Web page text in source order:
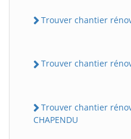
Trouver chantier
Trouver chantier
Trouver chantier
CHAPENDU